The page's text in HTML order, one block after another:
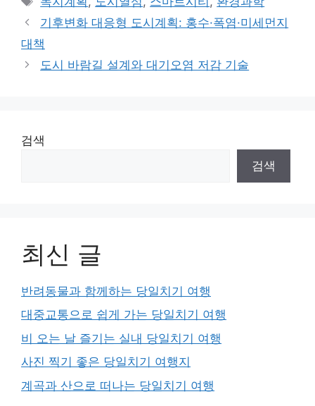
고
리
그
기후변화 대응형 도시계획: 홍수·폭염·미세먼지
대책
도시 바람길 설계와 대기오염 저감 기술
검색
검색
최신 글
반려동물과 함께하는 당일치기 여행
대중교통으로 쉽게 가는 당일치기 여행
비 오는 날 즐기는 실내 당일치기 여행
사진 찍기 좋은 당일치기 여행지
계곡과 산으로 떠나는 당일치기 여행